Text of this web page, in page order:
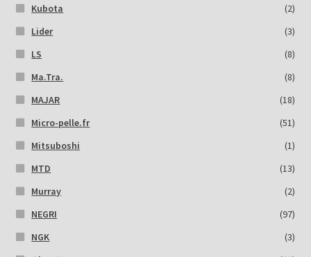
Kubota
(2)
Lider
(3)
LS
(8)
Ma.Tra.
(8)
MAJAR
(18)
Micro-pelle.fr
(51)
Mitsuboshi
(1)
MTD
(13)
Murray
(2)
NEGRI
(97)
NGK
(3)